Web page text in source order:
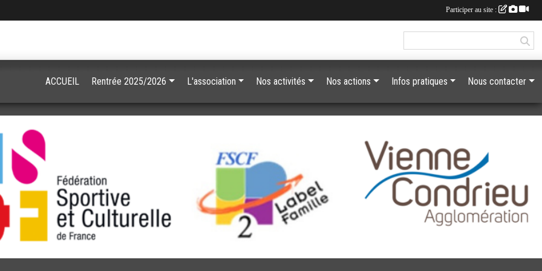
ACCUEIL Rentrée 2025/2026 L'association Nos activités Nos actions Infos pratiques Nous contacter
Participer au site :